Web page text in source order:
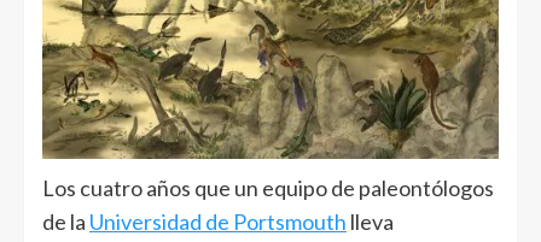
Los cuatro años que un equipo de paleontólogos
de la Universidad de Portsmouth lleva